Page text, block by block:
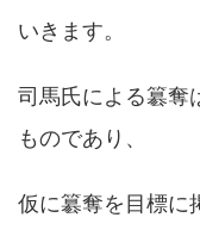
いきます。
司馬氏による簒奪
ものであり、
仮に簒奪を目標に